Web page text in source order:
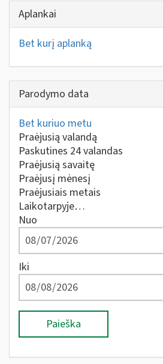
Aplankai
Bet kurį aplanką
Parodymo data
Bet kuriuo metu
Praėjusią valandą
Paskutines 24 valandas
Praėjusią savaitę
Praėjusį mėnesį
Praėjusiais metais
Laikotarpyje…
Nuo
Iki
Paieška